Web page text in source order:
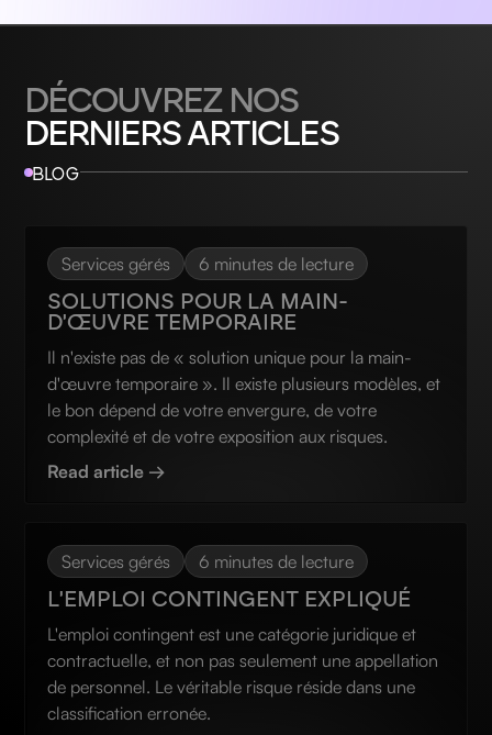
DÉCOUVREZ NOS
DERNIERS ARTICLES
BLOG
Services gérés 6 minutes de lecture
SOLUTIONS POUR LA MAIN-
D'ŒUVRE TEMPORAIRE
Il n'existe pas de « solution unique pour la main-
d'œuvre temporaire ». Il existe plusieurs modèles, et
le bon dépend de votre envergure, de votre
complexité et de votre exposition aux risques.
Read article →
Services gérés 6 minutes de lecture
L'EMPLOI CONTINGENT EXPLIQUÉ
L'emploi contingent est une catégorie juridique et
contractuelle, et non pas seulement une appellation
de personnel. Le véritable risque réside dans une
classification erronée.